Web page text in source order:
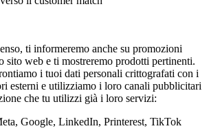
ti informeremo anche su promozioni
sito web e ti mostreremo prodotti pertinenti.
i tuoi dati personali crittografati con i
esterni e utilizziamo i loro canali pubblicitari
che tu utilizzi già i loro servizi:
Google, LinkedIn, Printerest, TikTok